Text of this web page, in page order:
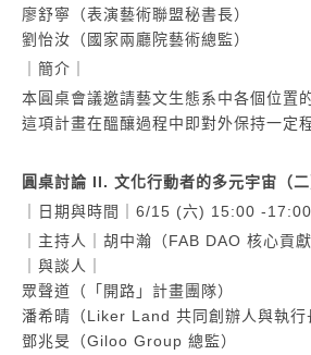
廖舒寧（表演藝術聯盟秘書長）
劉怡汝（國家兩廳院藝術總監）
｜簡介｜
本圓桌會議邀請藝文生態系中各個位置
這項計畫在醞釀過程中即對外保持一定
圓桌討論 II. 文化行動者的多元宇宙（
｜日期與時間｜6/15 (六) 15:00 -17:00
｜主持人｜胡中瀚（FAB DAO 核心貢
｜與談人｜
眾聲道（「開路」計畫團隊）
潘希晴（Liker Land 共同創辦人與執行
鄧兆旻（Giloo Group 總監）